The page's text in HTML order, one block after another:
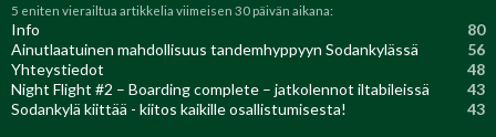
5 eniten vierailtua artikkelia viimeisen 30 päivän aikana:
Info
80
Ainutlaatuinen mahdollisuus tandemhyppyyn Sodankylässä
56
Yhteystiedot
48
Night Flight #2 – Boarding complete – jatkolennot iltabileissä
43
Sodankylä kiittää - kiitos kaikille osallistumisesta!
43